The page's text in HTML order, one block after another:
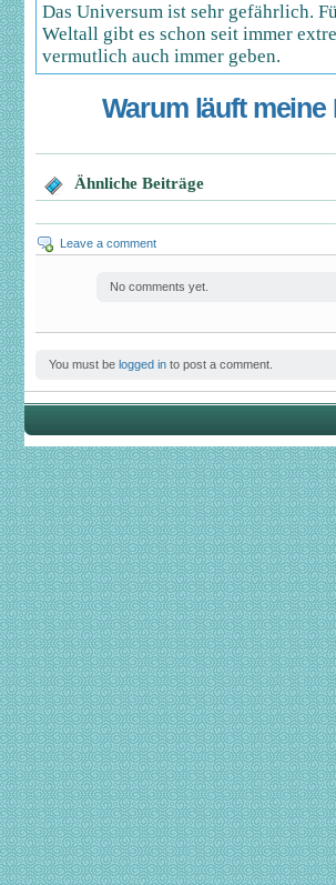
Das Universum ist sehr gefährlich.
Weltall gibt es schon seit immer
vermutlich auch immer geben.
Warum läuft
Ähnliche Beiträge
Leave a comment
No comments yet.
You must be logged in to post a comment.